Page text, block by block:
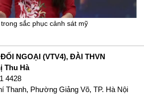
sắc phục cảnh sát mỹ
NGOẠI (VTV4), ĐÀI THVN
Thu Hà
4428
Thanh, Phường Giảng Võ, TP. Hà Nội